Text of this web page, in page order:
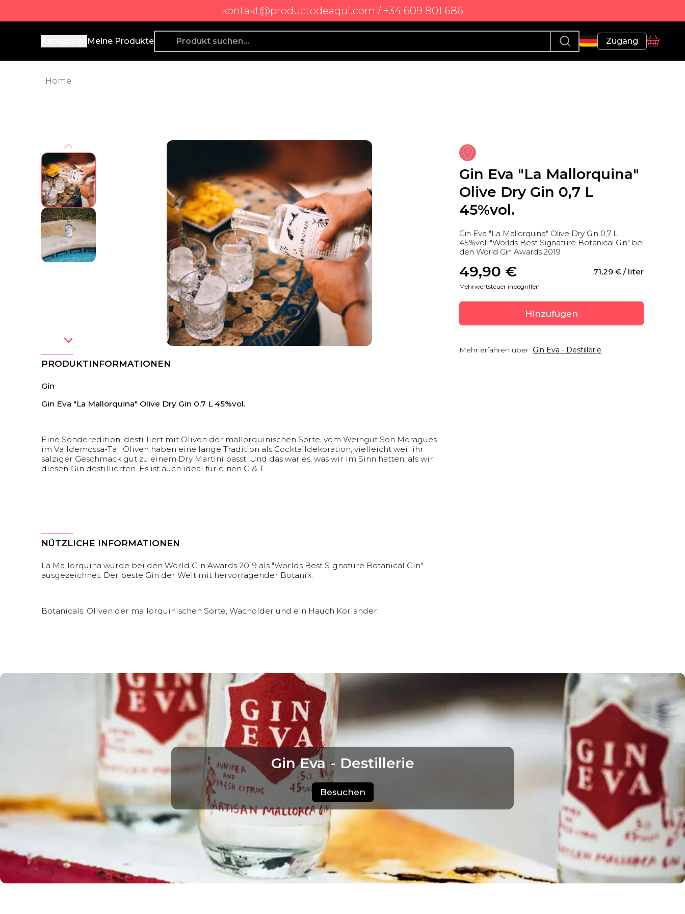
kontakt@productodeaqui.com / +34 609 801 686
Producto de Aquí
Meine Produkte Zugang
Profil
Korb
Home
Gin Eva "La Mallorquina"
Olive Dry Gin 0,7 L
45%vol.
Gin Eva "La Mallorquina" Olive Dry Gin 0,7 L
45%vol. "Worlds Best Signature Botanical Gin" bei
den World Gin Awards 2019
49,90 € 71,29 € / liter
Mehrwertsteuer inbegriffen
Hinzufügen
Mehr erfahren über Gin Eva - Destillerie
PRODUKTINFORMATIONEN
Gin
Gin Eva "La Mallorquina" Olive Dry Gin 0,7 L 45%vol.
Eine Sonderedition, destilliert mit Oliven der mallorquinischen Sorte, vom Weingut Son Moragues
im Valldemossa-Tal. Oliven haben eine lange Tradition als Cocktaildekoration, vielleicht weil ihr
salziger Geschmack gut zu einem Dry Martini passt. Und das war es, was wir im Sinn hatten, als wir
diesen Gin destillierten. Es ist auch ideal für einen G & T.
NÜTZLICHE INFORMATIONEN
La Mallorquina wurde bei den World Gin Awards 2019 als "Worlds Best Signature Botanical Gin"
ausgezeichnet. Der beste Gin der Welt mit hervorragender Botanik.
Botanicals: Oliven der mallorquinischen Sorte, Wacholder und ein Hauch Koriander.
Gin Eva - Destillerie
Besuchen